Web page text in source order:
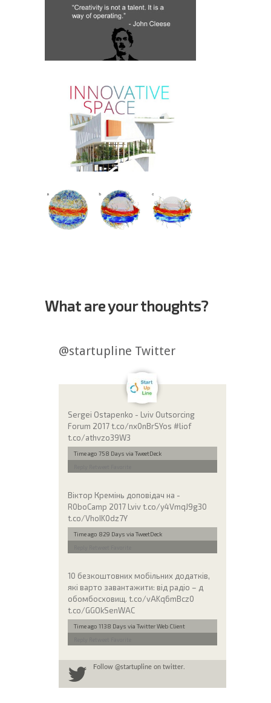
What are your thoughts?
@startupline Twitter
Sergei Ostapenko - Lviv Outsorcing
Forum 2017 t.co/nx0nBrSYos #liof
t.co/athvzo39W3
Time ago 758 Days via TweetDeck
Віктор Кремінь доповідач на -
R0boCamp 2017 Lviv t.co/y4VmqJ9g30
t.co/VhoIK0dz7Y
Time ago 829 Days via TweetDeck
10 безкоштовних мобільних додатків,
які варто завантажити: від радіо – д
обомбосховищ. t.co/vAKq6mBcz0
t.co/GGOkSenWAC
Time ago 1138 Days via Twitter Web Client
Follow@startupline on twitter.